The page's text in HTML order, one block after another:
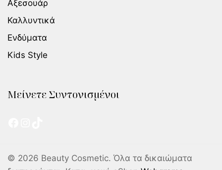
Αξεσουάρ
Καλλυντικά
Ενδύματα
Kids Style
Μείνετε Συντονισμένοι
© 2026 Beauty Cosmetic. Όλα τα δικαιώματα